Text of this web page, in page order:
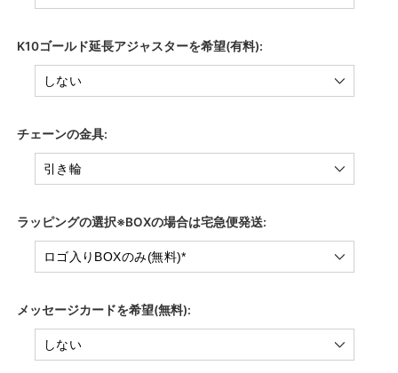
K10ゴールド延長アジャスターを希望(有料):
チェーンの金具:
ラッピングの選択※BOXの場合は宅急便発送:
メッセージカードを希望(無料):